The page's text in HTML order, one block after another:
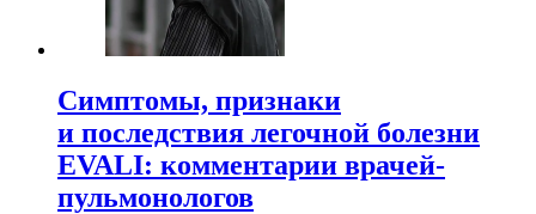
Симптомы, признаки
и последствия легочной болезни
EVALI: комментарии врачей-
пульмонологов